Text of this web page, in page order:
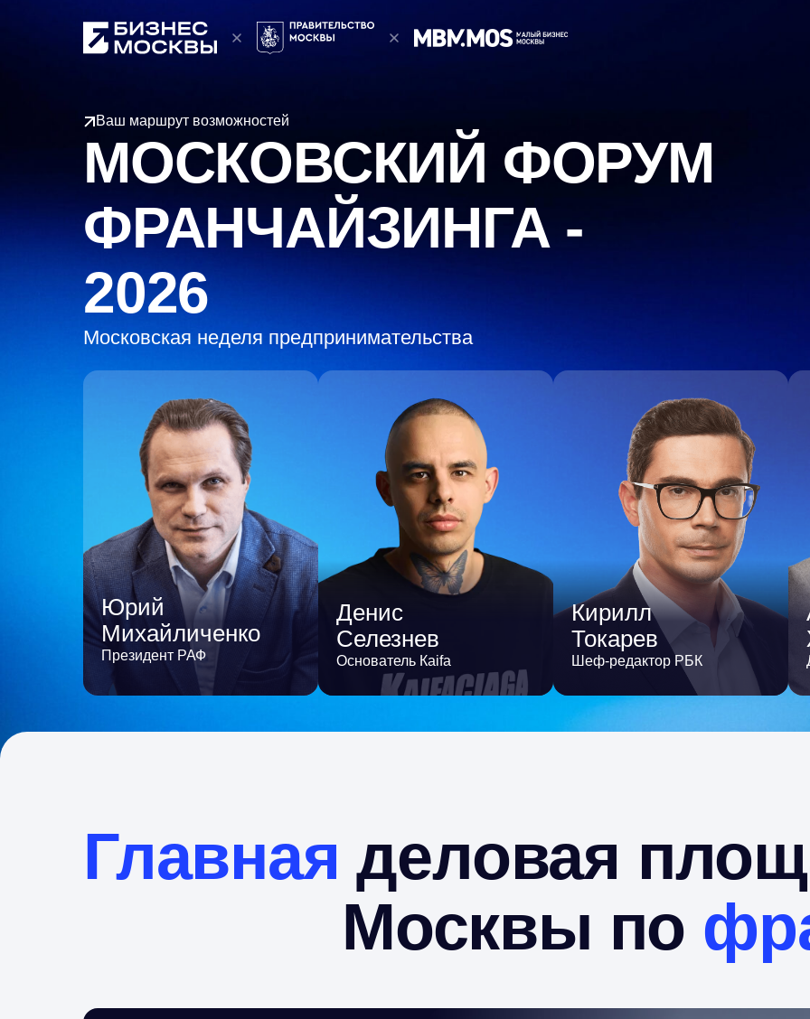
Ваш маршрут возможностей
МОСКОВСКИЙ ФОРУМ
ФРАНЧАЙЗИНГА -
2026
Московская неделя предпринимательства
Юрий
Михайличенко
Президент РАФ
Денис
Селезнев
Основатель Каifа
Кирилл
Токарев
Шеф-редактор РБК
Главная деловая
Москвы по